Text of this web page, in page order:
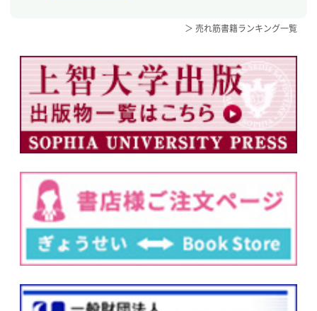
＞ 売れ筋書籍ランキング一覧